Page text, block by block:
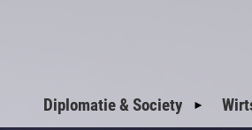
Diplomatie & Society